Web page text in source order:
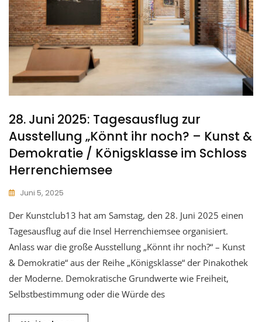
28. Juni 2025: Tagesausflug zur
Ausstellung „Könnt ihr noch? – Kunst &
Demokratie / Königsklasse im Schloss
Herrenchiemsee
Juni 5, 2025
Der Kunstclub13 hat am Samstag, den 28. Juni 2025 einen
Tagesausflug auf die Insel Herrenchiemsee organisiert.
Anlass war die große Ausstellung „Könnt ihr noch?“ – Kunst
& Demokratie“ aus der Reihe „Königsklasse“ der Pinakothek
der Moderne. Demokratische Grundwerte wie Freiheit,
Selbstbestimmung oder die Würde des